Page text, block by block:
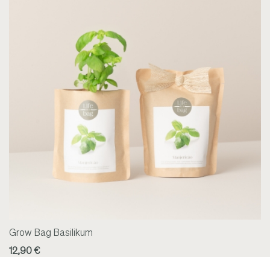
Grow Bag Basilikum
12,90 €